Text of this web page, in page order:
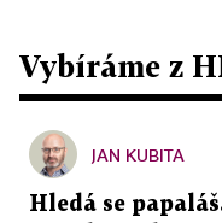
Vybíráme z
JAN KUBITA
Hledá se